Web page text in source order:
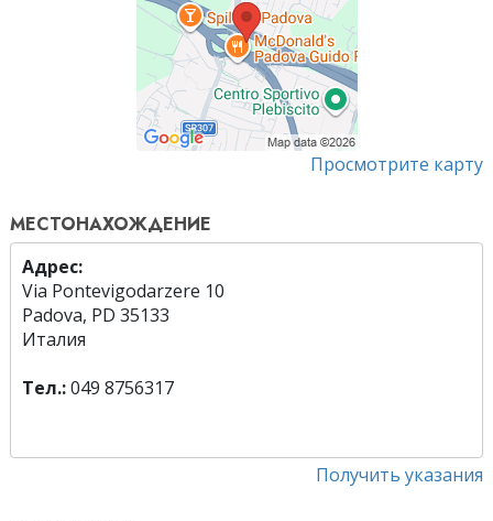
Просмотрите карту
МЕСТОНАХОЖДЕНИЕ
Адрес:
Via Pontevigodarzere 10
Padova, PD 35133
Италия
Тел.:049 8756317
Получить указания